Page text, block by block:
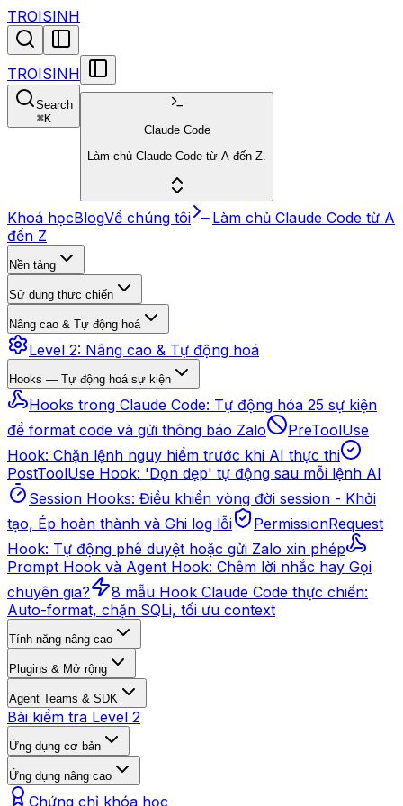
TROISINH
TROISINH
Search
⌘K
Claude Code
Làm chủ Claude Code từ A đến Z.
Khoá họcBlogVề chúng tôi
Làm chủ Claude Code từ A
đến Z
Nền tảng
Sử dụng thực chiến
Nâng cao & Tự động hoá
Level 2: Nâng cao & Tự động hoá
Hooks — Tự động hoá sự kiện
Hooks trong Claude Code: Tự động hóa 25 sự kiện
để format code và gửi thông báo Zalo
PreToolUse
Hook: Chặn lệnh nguy hiểm trước khi AI thực thi
PostToolUse Hook: 'Dọn dẹp' tự động sau mỗi lệnh AI
Session Hooks: Điều khiển vòng đời session - Khởi
tạo, Ép hoàn thành và Ghi log lỗi
PermissionRequest
Hook: Tự động phê duyệt hoặc gửi Zalo xin phép
Prompt Hook và Agent Hook: Chêm lời nhắc hay Gọi
chuyên gia?
8 mẫu Hook Claude Code thực chiến:
Auto-format, chặn SQLi, tối ưu context
Tính năng nâng cao
Plugins & Mở rộng
Agent Teams & SDK
Bài kiểm tra Level 2
Ứng dụng cơ bản
Ứng dụng nâng cao
Chứng chỉ khóa học